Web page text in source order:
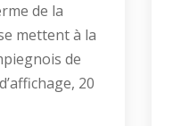
de la
mettent à la
de
20